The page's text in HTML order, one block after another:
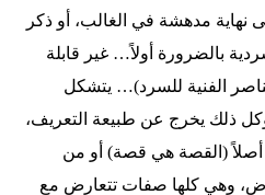
مدهشة في الغالب، أو ذكر
بالضرورة أولاً… غير قابلة
الفنية للسرد)… يتشكل
ذلك يخرج عن طبيعة التعريف،
أصلاً (القصة هي قصة) أو من
وهي كلها صفات تتعارض مع